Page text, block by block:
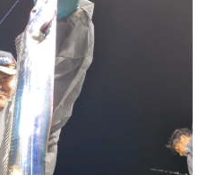
께 완도항에서
기
조황을 즐
보세요!